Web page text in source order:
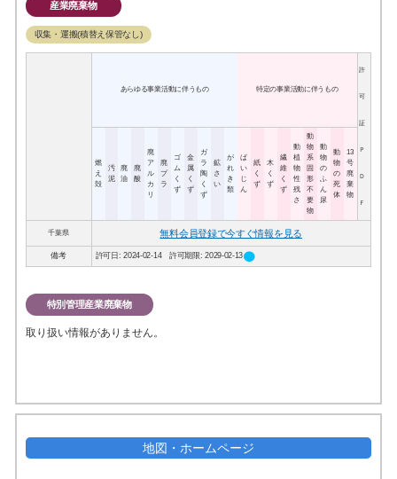
産業廃棄物
収集・運搬(積替え保管なし)
あらゆる事業活動に伴うもの 特定の事業活動に伴うもの
許
可
証
Ｐ
Ｄ
Ｆ
燃
え
殻
汚
泥
廃
油
廃
酸
廃
ア
ル
カ
リ
廃
プ
ラ
ゴ
ム
く
ず
金
属
く
ず
ガ
ラ
陶
く
ず
鉱
さ
い
が
れ
き
類
ば
い
じ
ん
紙
く
ず
木
く
ず
繊
維
く
ず
動
植
物
性
残
さ
動
物
系
固
形
不
要
物
動
物
の
ふ
ん
尿
動
物
の
死
体
13
号
廃
棄
物
千葉県 無料会員登録で今すぐ情報を見る
備考 許可日: 2024-02-14 許可期限: 2029-02-13circle
特別管理産業廃棄物
取り扱い情報がありません。
地図・ホームページ